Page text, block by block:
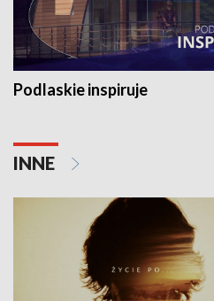
Podlaskie inspiruje
INNE